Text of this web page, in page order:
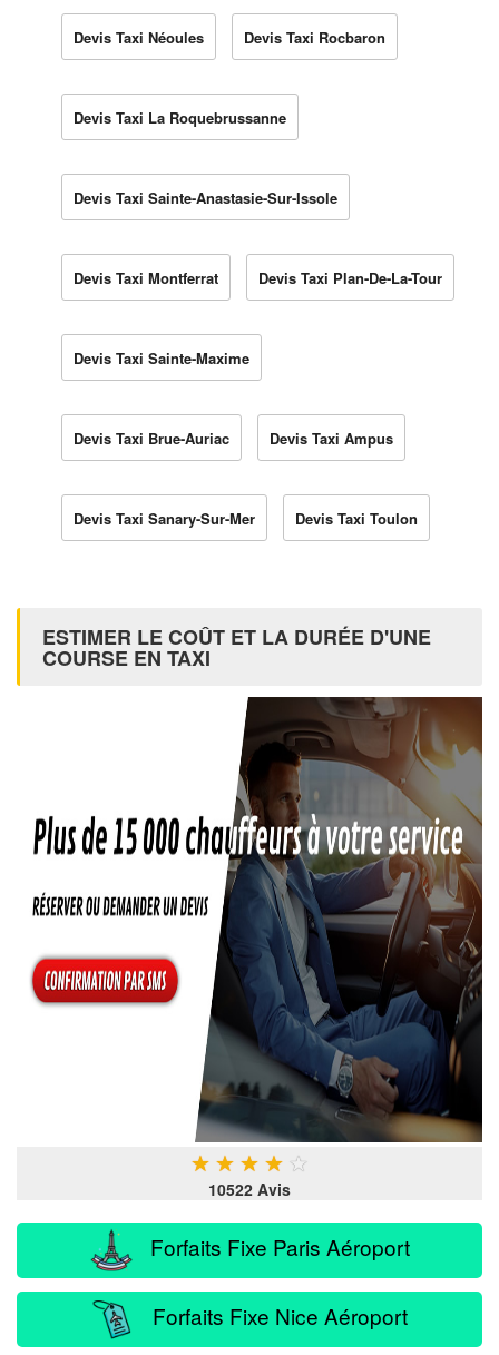
Devis Taxi Néoules Devis Taxi Rocbaron
Devis Taxi La Roquebrussanne
Devis Taxi Sainte-Anastasie-Sur-Issole
Devis Taxi Montferrat Devis Taxi Plan-De-La-Tour
Devis Taxi Sainte-Maxime
Devis Taxi Brue-Auriac Devis Taxi Ampus
Devis Taxi Sanary-Sur-Mer Devis Taxi Toulon
ESTIMER LE COÛT ET LA DURÉE D'UNE
COURSE EN TAXI
★ ★ ★ ★ ★
10522 Avis
Forfaits Fixe Paris Aéroport
Forfaits Fixe Nice Aéroport